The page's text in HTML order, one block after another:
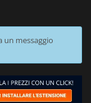
un messaggio